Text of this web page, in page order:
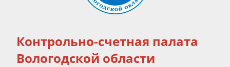
Контрольно-счетная палата
Вологодской области